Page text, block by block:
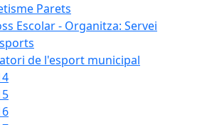
Parets
Escolar - Organitza: Servei
de l'esport municipal